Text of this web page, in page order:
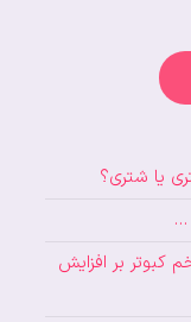
یا شتری؟
…
کبوتر بر افزایش